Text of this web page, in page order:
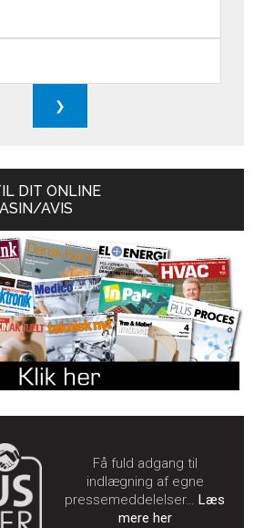
DIT ONLINE
AVIS
Få fuld adgang til
indlægning af egne
pressemeddelelser… Læs
mere her